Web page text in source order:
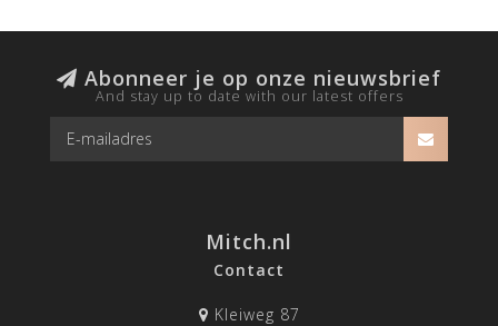
Abonneer je op onze nieuwsbrief
And stay up to date with our latest offers
Mitch.nl
Contact
Kleiweg 87